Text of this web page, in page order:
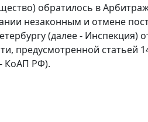
обратилось в
незаконным и отмене
(далее - Инспекция)
предусмотренной статьей
КоАП РФ).